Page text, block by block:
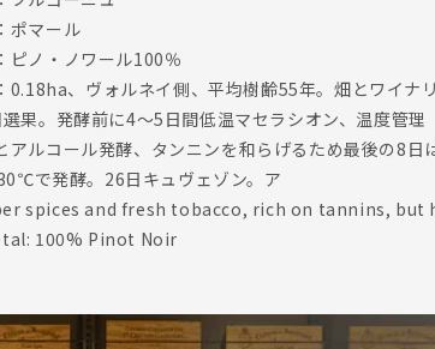
ポマール
ピノ・ノワール100％
0.18ha、ヴォルネイ側、平均樹齢55年。畑とワイナ
果。発酵前に4～5日間低温マセラシオン、温度管理
アルコール発酵、タンニンを和らげるため最後の8日
で発酵。26日キュヴェゾン。ア
spices and fresh tobacco, rich on tannins, but
100% Pinot Noir